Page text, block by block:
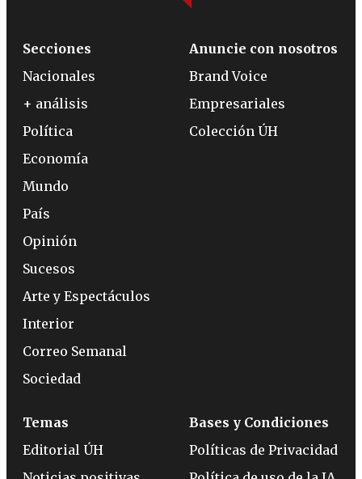
Secciones
Nacionales
+ análisis
Política
Economía
Mundo
País
Opinión
Sucesos
Arte y Espectáculos
Interior
Correo Semanal
Sociedad
Anuncie con nosotros
Brand Voice
Empresariales
Colección ÚH
Temas
Editorial ÚH
Bases y Condiciones
Políticas de Privacidad